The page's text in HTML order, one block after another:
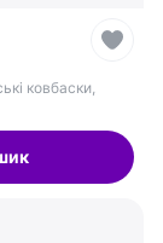
ковбаски,